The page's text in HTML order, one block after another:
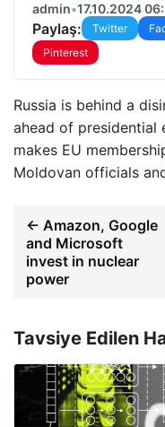
admin•17.10.2024
Paylaş: Twitter
Pinterest
Russia is behind a
ahead of presidential
makes EU
Moldovan officials
← Amazon, Google
and Microsoft
invest in nuclear
power
Tavsiye Edilen